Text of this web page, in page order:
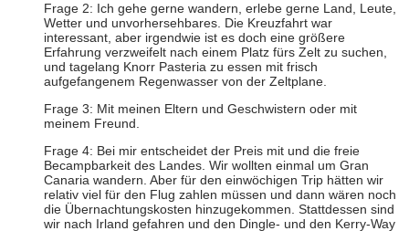
Frage 2: Ich gehe gerne wandern, erlebe gerne Land, Leute,
Wetter und unvorhersehbares. Die Kreuzfahrt war
interessant, aber irgendwie ist es doch eine größere
Erfahrung verzweifelt nach einem Platz fürs Zelt zu suchen,
und tagelang Knorr Pasteria zu essen mit frisch
aufgefangenem Regenwasser von der Zeltplane.
Frage 3: Mit meinen Eltern und Geschwistern oder mit
meinem Freund.
Frage 4: Bei mir entscheidet der Preis mit und die freie
Becampbarkeit des Landes. Wir wollten einmal um Gran
Canaria wandern. Aber für den einwöchigen Trip hätten wir
relativ viel für den Flug zahlen müssen und dann wären noch
die Übernachtungskosten hinzugekommen. Stattdessen sind
wir nach Irland gefahren und den Dingle- und den Kerry-Way